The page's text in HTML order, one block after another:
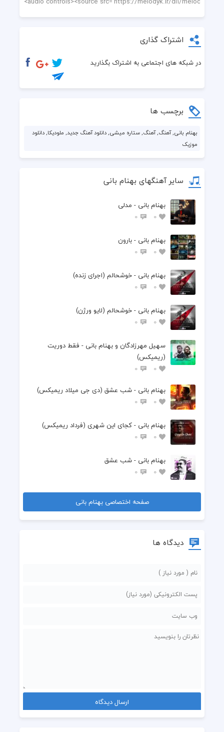
اشتراک گذاری
در شبکه های اجتماعی به اشتراک بگذارید
برچسب ها
بهنام بانی, آهنگ, آهنگ, ستاره میشی, دانلود آهنگ جدید, ملودیکا, دانلود
موزیک
سایر آهنگهای بهنام بانی
بهنام بانی - مدلی
0
0
بهنام بانی - بارون
0
0
بهنام بانی - خوشحالم (اجرای زنده)
0
0
بهنام بانی - خوشحالم (لایو ورژن)
0
0
سهیل مهرزادگان و بهنام بانی - فقط دوریت
(ریمیکس)
0
0
بهنام بانی - شب عشق (دی جی میلاد ریمیکس)
0
0
بهنام بانی - کجای این شهری (فرداد ریمیکس)
0
0
بهنام بانی - شب عشق
0
0
صفحه اختصاصی بهنام بانی
دیدگاه ها